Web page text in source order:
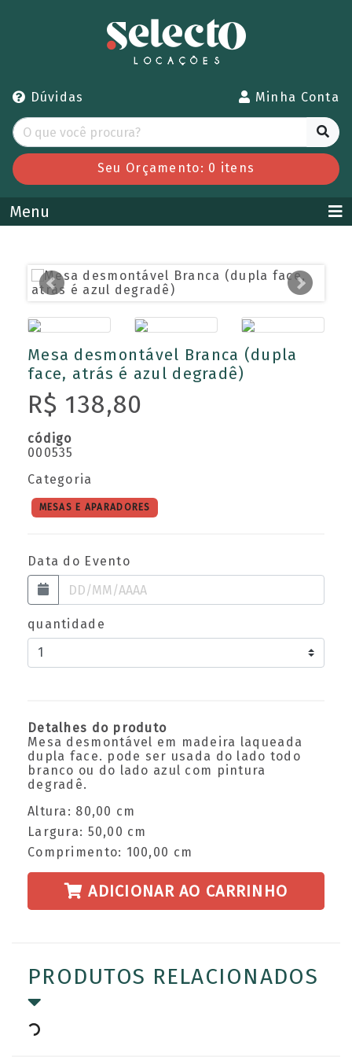
Dúvidas Minha Conta
Seu Orçamento: 0 itens
Menu
Mesa desmontável Branca (dupla
face, atrás é azul degradê)
R$ 138,80
código
000535
Categoria
MESAS E APARADORES
Data do Evento
quantidade
Detalhes do produto
Mesa desmontável em madeira laqueada
dupla face. pode ser usada do lado todo
branco ou do lado azul com pintura
degradê.
Altura: 80,00 cm
Largura: 50,00 cm
Comprimento: 100,00 cm
ADICIONAR AO CARRINHO
PRODUTOS RELACIONADOS